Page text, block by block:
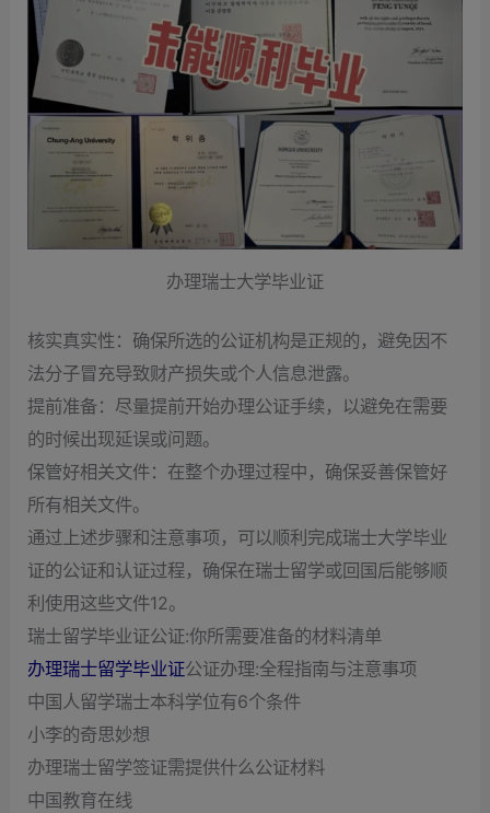
办理瑞士大学毕业证
核实真实性：确保所选的公证机构是正规的，避免因不
法分子冒充导致财产损失或个人信息泄露。
提前准备：尽量提前开始办理公证手续，以避免在需要
的时候出现延误或问题。
保管好相关文件：在整个办理过程中，确保妥善保管好
所有相关文件。
通过上述步骤和注意事项，可以顺利完成瑞士大学毕业
证的公证和认证过程，确保在瑞士留学或回国后能够顺
利使用这些文件‌12。
瑞士留学毕业证公证:你所需要准备的材料清单
办理瑞士留学毕业证公证办理:全程指南与注意事项
中国人留学瑞士本科学位有6个条件
小李的奇思妙想
办理瑞士留学签证需提供什么公证材料
中国教育在线